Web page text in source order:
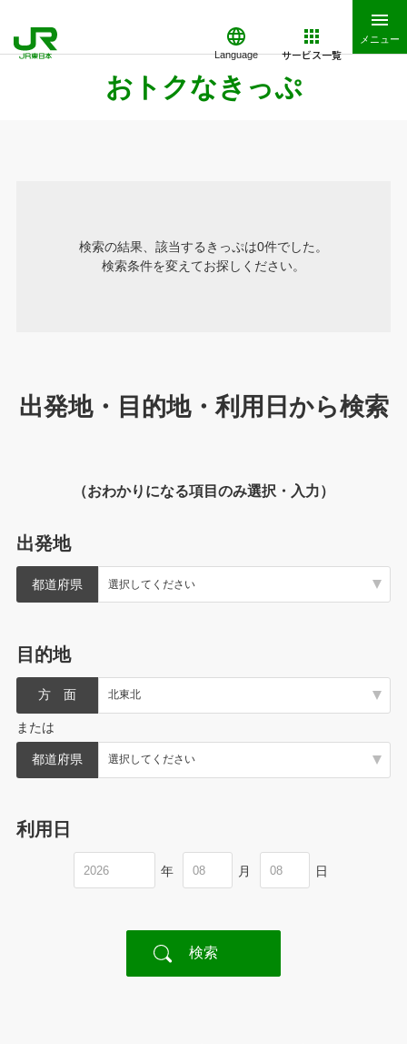
Language サービス一覧
メニュー
おトクなきっぷ
検索の結果、該当するきっぷは0件でした。
検索条件を変えてお探しください。
出発地・目的地・利用日から検索
（おわかりになる項目のみ選択・入力）
出発地
都道府県
目的地
方 面
または
都道府県
利用日
年 月 日